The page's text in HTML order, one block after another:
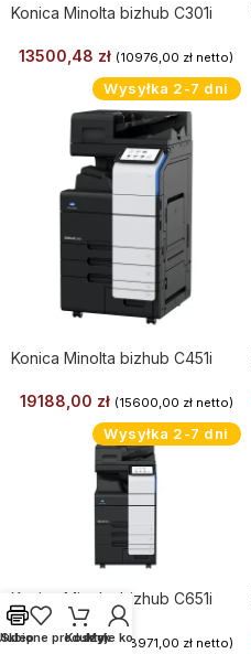
Konica Minolta bizhub C301i
13500,48 zł (10976,00 zł netto)
Wysyłka 2-7 dni
Konica Minolta bizhub C451i
19188,00 zł (15600,00 złnetto)
Wysyłka 2-7 dni
Konica Minolta bizhub C651i
35634,33zł (28971,00 zł netto)
Sklep produkty
KoszykMoje konto